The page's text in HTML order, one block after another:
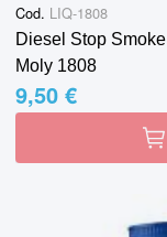
Cod. LIQ-1808
Diesel Stop
Moly 1808
9,50 €